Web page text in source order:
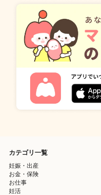
カテゴリ一覧
妊娠・出産
お金・保険
お仕事
妊活